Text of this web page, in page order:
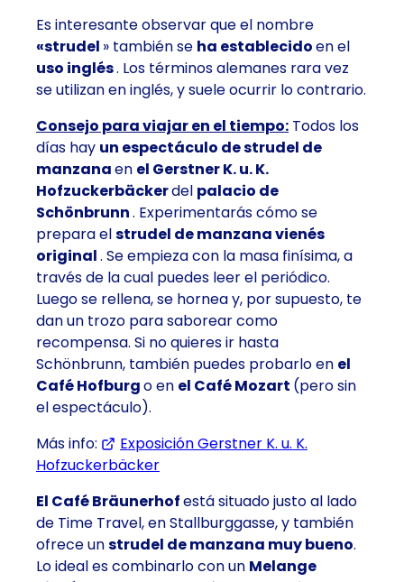
Es interesante observar que el nombre
«strudel » también se ha establecidoen el
uso inglés. Los términos alemanes rara vez
se utilizan en inglés, y suele ocurrir lo contrario.
Consejo para viajar en el tiempo: Todos los
días hay un espectáculo de strudel de
manzanaen el Gerstner K. u. K.
Hofzuckerbäckerdel palacio de
Schönbrunn. Experimentarás cómo se
prepara elstrudel de manzana vienés
original. Se empieza con la masa finísima, a
través de la cual puedes leer el periódico.
Luego se rellena, se hornea y, por supuesto, te
dan un trozo para saborear como
recompensa. Si no quieres ir hasta
Schönbrunn, también puedes probarlo en el
Café Hofburgo en el Café Mozart (pero sin
el espectáculo).
Más info:
Exposición Gerstner K. u. K.
Hofzuckerbäcker
El Café Bräunerhofestá situado justo al lado
de Time Travel, en Stallburggasse, y también
ofrece unstrudel de manzana muy bueno.
Lo ideal es combinarlo con un Melange